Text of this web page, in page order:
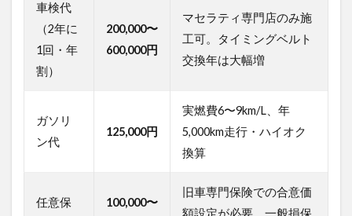
2
要注
意！
ラテ
トロ
ポル
テ
の維
持を
車検代
（2年に
1回・年
割）
200,000〜
600,000円
マセラティ専門店のみ施
工可。タイミングベルト
交換年は大幅増
ガソリ
ン代
125,000円
実燃費6〜9km/L、年
5,000km走行・ハイオク
換算
任意保 100,000〜
旧車専門保険での合意価
額設定が必要。一般損保